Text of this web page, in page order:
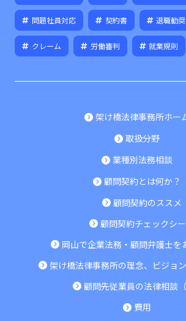
問題社員対応 契約書 退職勧奨
クレーム 労働審判 就業規則
架け橋法律事務所ホー
取扱分野
業種別法務相談
顧問契約とは何か？
顧問契約のススメ
顧問契約チェックシ
岡山で企業法務・顧問弁護士を
架け橋法律事務所の理念、ビジョ
顧問先従業員の法律相談（
費用